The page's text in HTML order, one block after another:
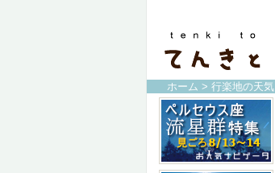
ホーム > 行楽地の天気